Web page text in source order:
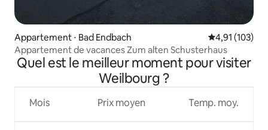
Appartement ⋅ Bad Endbach Évaluation
4,91 (103)
Appartement de vacances Zum alten Schusterhaus
Quel est le meilleur moment pour visiter
Weilbourg ?
Mois Prix moyen Temp. moy.